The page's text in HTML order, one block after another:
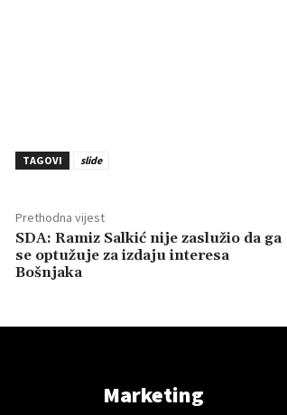
TAGOVI slide
Prethodna vijest
SDA: Ramiz Salkić nije zaslužio da ga
se optužuje za izdaju interesa
Bošnjaka
Marketing